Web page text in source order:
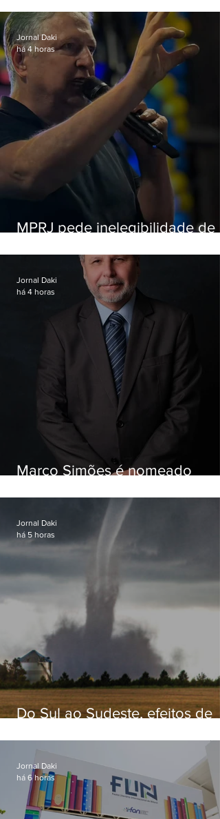
MPRJ pede inelegibilidade de
Jornal Daki
há 4 horas
Marco Simões é nomeado
Jornal Daki
há 4 horas
Do Sul ao Sudeste, efeitos de
apreensão na população
Jornal Daki
há 5 horas
Jornal Daki
há 6 horas